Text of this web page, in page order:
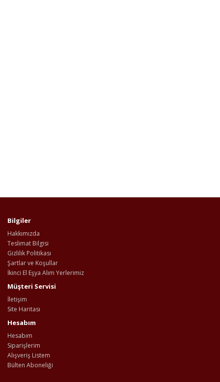
Bilgiler
Hakkımızda
Teslimat Bilgisi
Gizlilik Politikası
Şartlar ve Koşullar
İkinci El Eşya Alım Yerlerimiz
Müşteri Servisi
İletişim
Site Haritası
Hesabım
Hesabım
Siparişlerim
Alışveriş Listem
Bülten Aboneliği